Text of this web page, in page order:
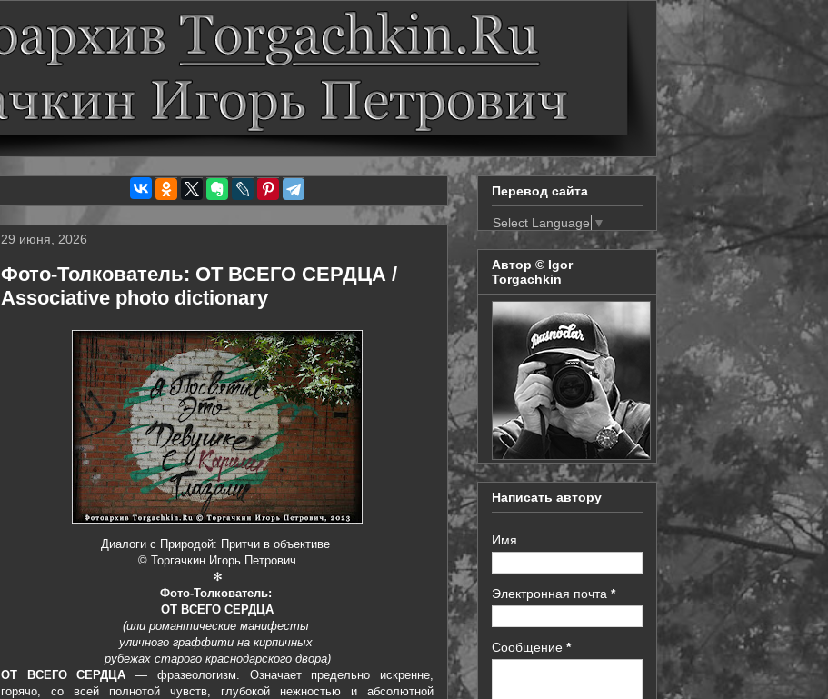
29 июня, 2026
Фото-Толкователь: ОТ ВСЕГО СЕРДЦА /
Associative photo dictionary
Диалоги с Природой: Притчи в объективе
© Торгачкин Игорь Петрович
✻
Фото-Толкователь:
ОТ ВСЕГО СЕРДЦА
(или романтические манифесты
уличного граффити на кирпичных
рубежах старого краснодарского двора)
ОТ ВСЕГО СЕРДЦА — фразеологизм. Означает предельно искренне,
горячо, со всей полнотой чувств, глубокой нежностью и абсолютной
Перевод сайта
Select Language ▼
Автор © Igor
Torgachkin
Написать автору
Имя
Электронная почта *
Сообщение *